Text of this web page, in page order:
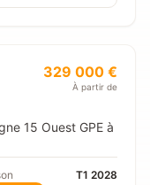
329 000 €
À partir de
15 Ouest GPE à
T1 2028